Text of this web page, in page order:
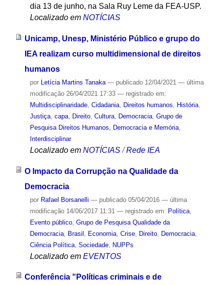
dia 13 de junho, na Sala Ruy Leme da FEA-USP.
Localizado em NOTÍCIAS
Unicamp, Unesp, Ministério Público e grupo do
IEA realizam curso multidimensional de direitos
humanos
por Letícia Martins Tanaka — publicado12/04/2021 — última
modificação26/04/2021 17:33 — registrado em:
Multidisciplinaridade, Cidadania, Direitos humanos, História,
Justiça, capa, Direito, Cultura, Democracia, Grupo de
Pesquisa Direitos Humanos, Democracia e Memória,
Interdisciplinar
Localizado em NOTÍCIAS /Rede IEA
O Impacto da Corrupção na Qualidade da
Democracia
por Rafael Borsanelli — publicado05/04/2016 — última
modificação14/06/2017 11:31 — registrado em: Política,
Evento público, Grupo de Pesquisa Qualidade da
Democracia, Brasil Economia, Crise, Direito, Democracia,
Ciência Política, Sociedade, NUPPs
Localizado em EVENTOS
Conferência "Políticas criminais e de